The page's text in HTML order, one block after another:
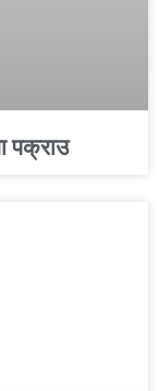
पक्राउ